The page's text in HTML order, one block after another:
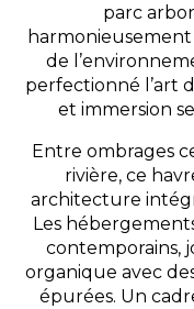
parc
de
perfectionné l’art
et immersion
Entre ombrages
rivière, ce
architecture
Les
contemporains,
organique avec
épurées. Un